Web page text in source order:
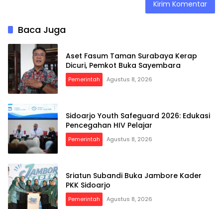
Baca Juga
Aset Fasum Taman Surabaya Kerap
Dicuri, Pemkot Buka Sayembara
Pemerintah Agustus 8, 2026
Sidoarjo Youth Safeguard 2026: Edukasi
Pencegahan HIV Pelajar
Pemerintah Agustus 8, 2026
Sriatun Subandi Buka Jambore Kader
PKK Sidoarjo
Pemerintah Agustus 8, 2026